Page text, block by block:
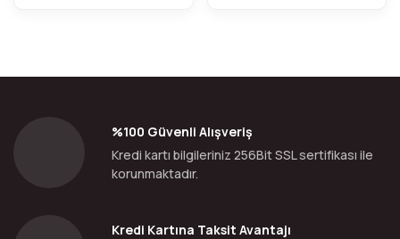
%100 Güvenli Alışveriş
Kredi kartı bilgileriniz 256Bit SSL sertifikası ile
korunmaktadır.
Kredi Kartına Taksit Avantajı